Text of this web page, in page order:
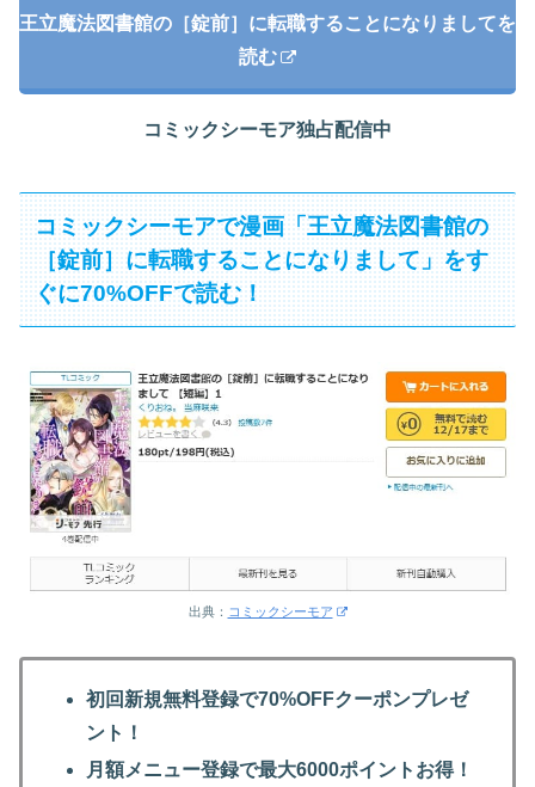
王立魔法図書館の［錠前］に転職することになりましてを
読む
コミックシーモア独占配信中
コミックシーモアで漫画「王立魔法図書館の
［錠前］に転職することになりまして」をす
ぐに70%OFFで読む！
出典： コミックシーモア
初回新規無料登録で70%OFFクーポンプレゼ
ント！
月額メニュー登録で最大6000ポイントお得！